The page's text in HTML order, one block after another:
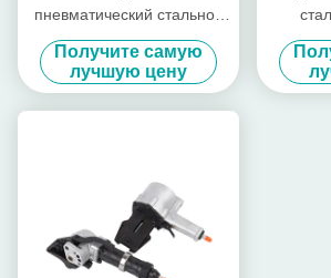
пневматический стальной
ремешок
Получите самую
лучшую цену